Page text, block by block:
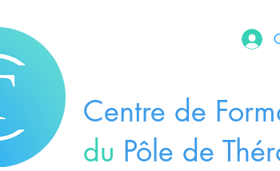
Centre de
du Pôle de